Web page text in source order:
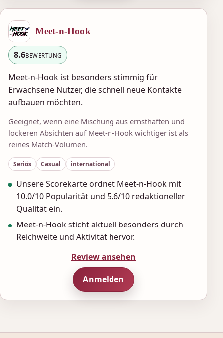
Meet-n-Hook
8.6BEWERTUNG
Meet-n-Hook ist besonders stimmig für
Erwachsene Nutzer, die schnell neue Kontakte
aufbauen möchten.
Geeignet, wenn eine Mischung aus ernsthaften und
lockeren Absichten auf Meet-n-Hook wichtiger ist als
reines Match-Volumen.
Seriös Casual international
Unsere Scorekarte ordnet Meet-n-Hook mit
10.0/10 Popularität und 5.6/10 redaktioneller
Qualität ein.
Meet-n-Hook sticht aktuell besonders durch
Reichweite und Aktivität hervor.
Review ansehen
Anmelden